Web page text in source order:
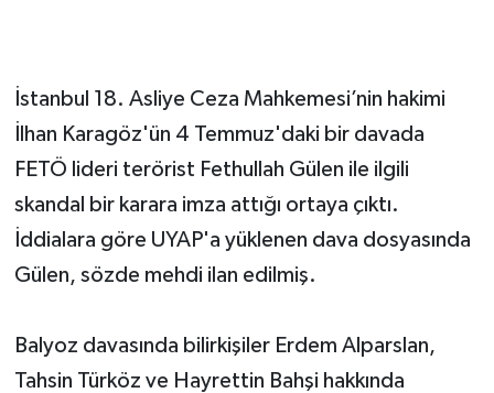
İstanbul 18. Asliye Ceza Mahkemesi’nin hakimi
İlhan Karagöz'ün 4 Temmuz'daki bir davada
FETÖ lideri terörist Fethullah Gülen ile ilgili
skandal bir karara imza attığı ortaya çıktı.
İddialara göre UYAP'a yüklenen dava dosyasında
Gülen, sözde mehdi ilan edilmiş.
Balyoz davasında bilirkişiler Erdem Alparslan,
Tahsin Türköz ve Hayrettin Bahşi hakkında